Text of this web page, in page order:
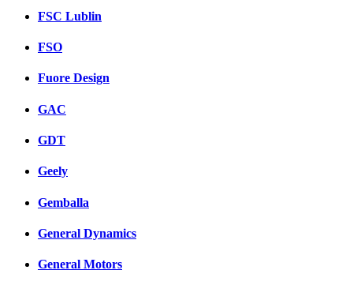
FSC Lublin
FSO
Fuore Design
GAC
GDT
Geely
Gemballa
General Dynamics
General Motors